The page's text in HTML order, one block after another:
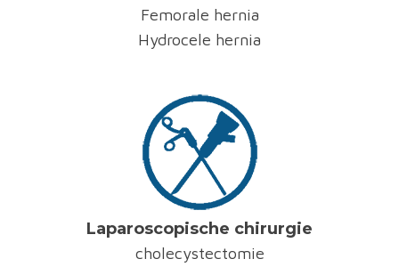
Femorale hernia
Hydrocele hernia
Laparoscopische chirurgie
cholecystectomie